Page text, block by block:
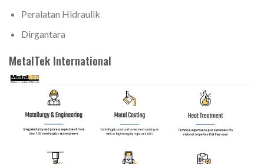
Peralatan Hidraulik
Dirgantara
MetalTek International